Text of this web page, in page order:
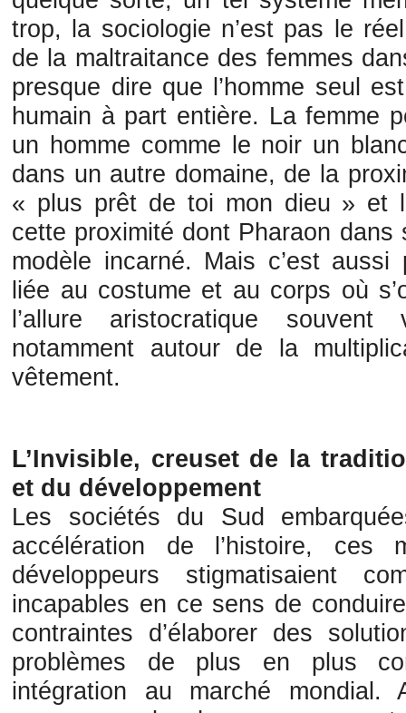
trop, la sociologie n’est pas le
de la maltraitance des femmes
presque dire que l’homme seul
humain à part entière. La femme
un homme comme le noir un
dans un autre domaine, de la
« plus prêt de toi mon dieu » et
cette proximité dont Pharaon
modèle incarné. Mais c’est
liée au costume et au corps où
l’allure aristocratique
notamment autour de la
vêtement.
L’Invisible, creuset de la
et du développement
Les sociétés du Sud
accélération de l’histoire, ces
développeurs stigmatisaient
incapables en ce sens de
contraintes d’élaborer des
problèmes de plus en plus
intégration au marché